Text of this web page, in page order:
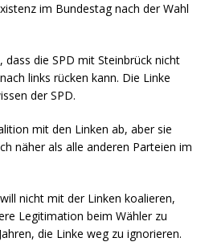
im Bundestag nach der Wahl
die SPD mit Steinbrück nicht
links rücken kann. Die Linke
der SPD.
mit den Linken ab, aber sie
näher als alle anderen Parteien im
nicht mit der Linken koalieren,
Legitimation beim Wähler zu
die Linke weg zu ignorieren.